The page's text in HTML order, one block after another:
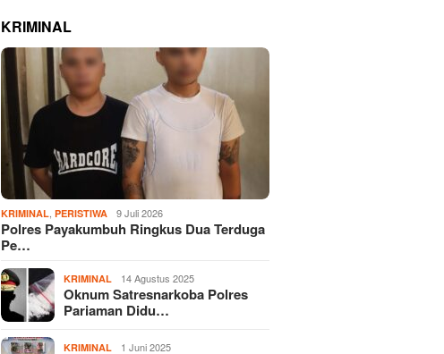
KRIMINAL
KRIMINAL ,PERISTIWA 9 Juli 2026
Polres Payakumbuh Ringkus Dua Terduga
Pe…
KRIMINAL 14 Agustus 2025
Oknum Satresnarkoba Polres
Pariaman Didu…
KRIMINAL 1 Juni 2025